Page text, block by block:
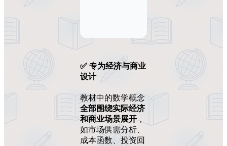
✅ 专为经济与商业
设计
教材中的数学概念
全部围绕实际经济
和商业场景展开，
如市场供需分析、
成本函数、投资回